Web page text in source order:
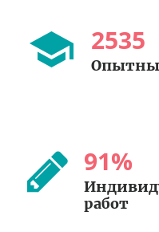
2535
91%
работ